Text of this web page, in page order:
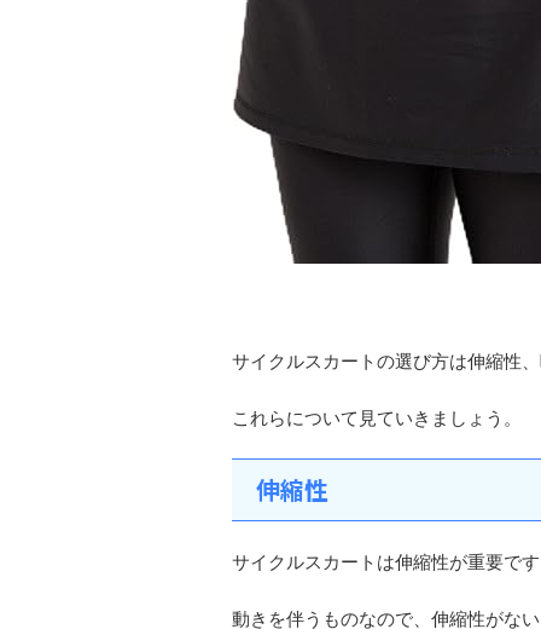
サイクルスカートの選び方は伸縮性
これらについて見ていきましょう。
伸縮性
サイクルスカートは伸縮性が重要で
動きを伴うものなので、伸縮性がな